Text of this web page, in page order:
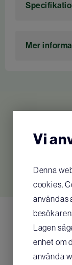
Vi
Denna
cookies.
användas
Lagen
enhet om
använda
Mer